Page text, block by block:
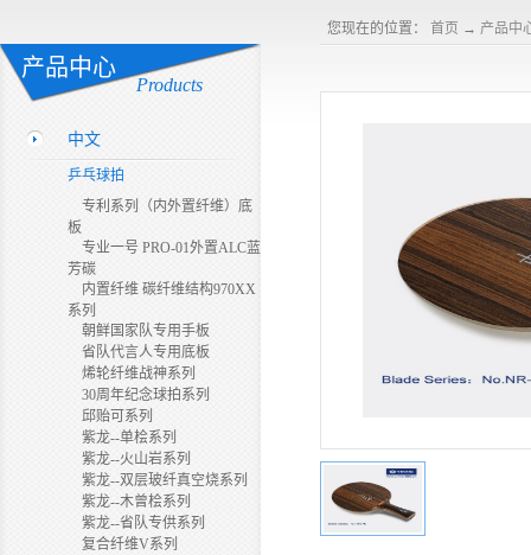
产品中心
Products
中文
乒乓球拍
专利系列（内外置纤维）底
板
专业一号 PRO-01外置ALC蓝
芳碳
内置纤维 碳纤维结构970XX
系列
朝鲜国家队专用手板
省队代言人专用底板
烯轮纤维战神系列
30周年纪念球拍系列
邱贻可系列
紫龙--单桧系列
紫龙--火山岩系列
紫龙--双层玻纤真空烧系列
紫龙--木曾桧系列
紫龙--省队专供系列
复合纤维V系列
您现在的位置： 首页 → 产品中